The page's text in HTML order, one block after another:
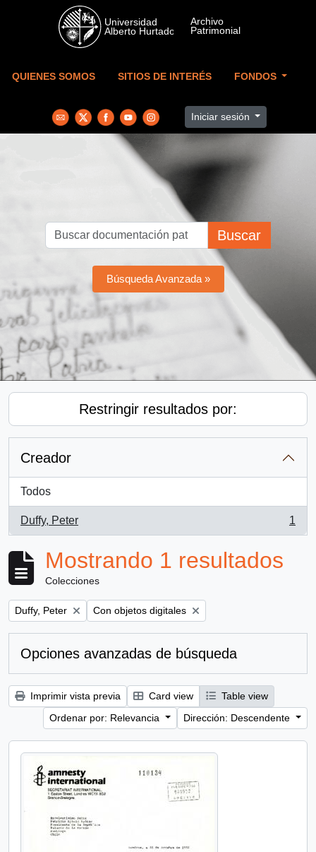
Skip to main content
QUIENES SOMOS SITIOS DE INTERÉS FONDOS
Iniciar sesión
Buscar
Búsqueda Avanzada »
Restringir resultados por:
Creador
Todos
Duffy, Peter
, 1 resultados
1
Mostrando 1 resultados
Colecciones
Remove filter:
Duffy, Peter Remove filter:
Con objetos digitales
Opciones avanzadas de búsqueda
Imprimir vista previa Card view
Table view
Ordenar por: Relevancia
Dirección: Descendente